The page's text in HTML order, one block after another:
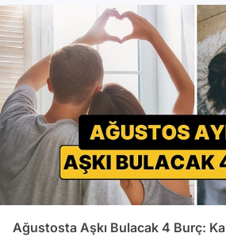
Ağustosta Aşkı Bulacak 4 Burç: